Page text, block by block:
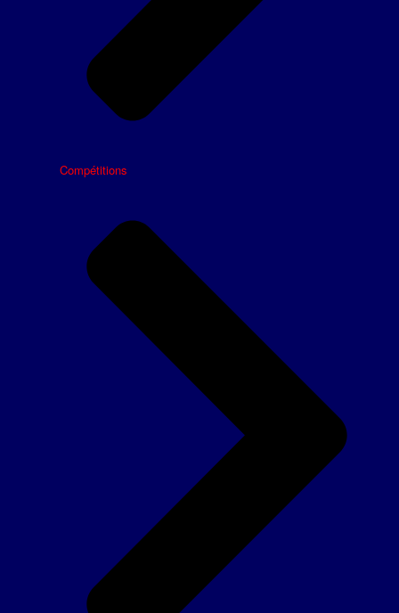
Compétitions